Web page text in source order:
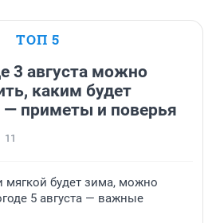
ТОП 5
3 августа можно
каким будет
— приметы и поверья
11
мягкой будет зима, можно
5 августа — важные